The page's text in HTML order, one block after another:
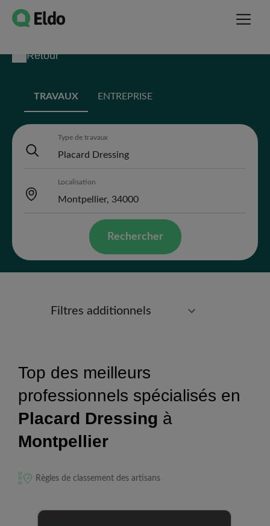
Retour
TRAVAUX ENTREPRISE
Type de travaux
Localisation
Rechercher
Filtres additionnels
Top des meilleurs
professionnels spécialisés en
Placard Dressing à
Montpellier
Règles de classement des artisans